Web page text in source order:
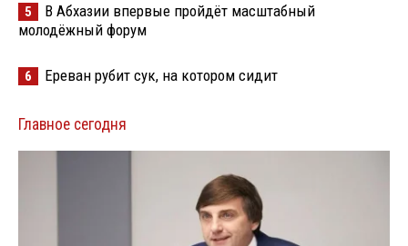
5
В Абхазии впервые пройдёт масштабный
молодёжный форум
6 Ереван рубит сук, на котором сидит
Главное сегодня